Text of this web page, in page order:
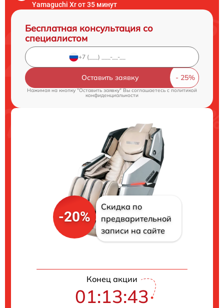
Yamaguchi Xr от 35 минут
Бесплатная консультация со
специалистом
Оставить заявку
Нажимая на кнопку "Оставить заявку" Вы соглашаетесь cполитикой
конфиденциальности
-20%
Скидка по
предварительной
записи на сайте
Конец акции
01:13:42